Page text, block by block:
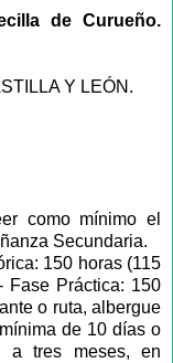
de Curueño.
Y LEÓN.
como mínimo el
Secundaria.
150 horas (115
Fase Práctica: 150
o ruta, albergue
de 10 días o
a tres meses, en